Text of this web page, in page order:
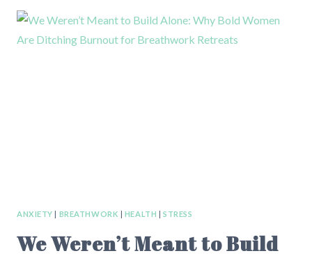
FIRE
ANXIETY | BREATHWORK | HEALTH | STRESS
We Weren’t Meant to Build